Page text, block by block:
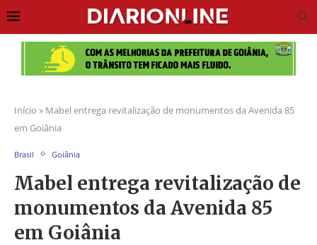
Início » Mabel entrega revitalização de monumentos da Avenida 85
em Goiânia
Brasil Goiânia
Mabel entrega revitalização de
monumentos da Avenida 85
em Goiânia